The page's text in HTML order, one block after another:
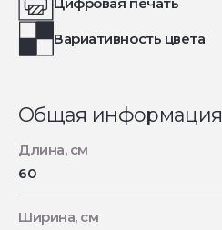
Вариативность цвета
Общая информация
Длина, см
60
Ширина, см